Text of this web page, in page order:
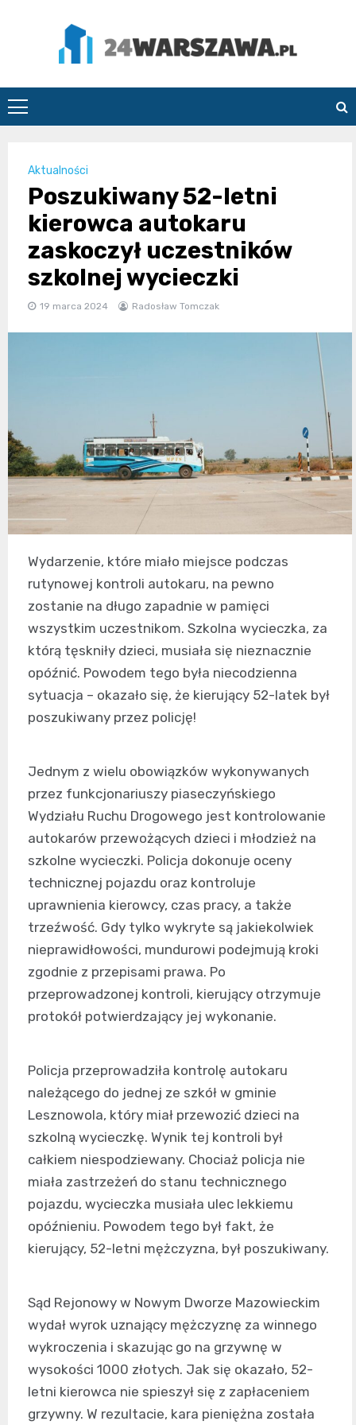
24Warszawa.pl
Aktualności
Poszukiwany 52-letni
kierowca autokaru
zaskoczył uczestników
szkolnej wycieczki
19 marca 2024 Radosław Tomczak
Wydarzenie, które miało miejsce podczas
rutynowej kontroli autokaru, na pewno
zostanie na długo zapadnie w pamięci
wszystkim uczestnikom. Szkolna wycieczka, za
którą tęskniły dzieci, musiała się nieznacznie
opóźnić. Powodem tego była niecodzienna
sytuacja – okazało się, że kierujący 52-latek był
poszukiwany przez policję!
Jednym z wielu obowiązków wykonywanych
przez funkcjonariuszy piaseczyńskiego
Wydziału Ruchu Drogowego jest kontrolowanie
autokarów przewożących dzieci i młodzież na
szkolne wycieczki. Policja dokonuje oceny
technicznej pojazdu oraz kontroluje
uprawnienia kierowcy, czas pracy, a także
trzeźwość. Gdy tylko wykryte są jakiekolwiek
nieprawidłowości, mundurowi podejmują kroki
zgodnie z przepisami prawa. Po
przeprowadzonej kontroli, kierujący otrzymuje
protokół potwierdzający jej wykonanie.
Policja przeprowadziła kontrolę autokaru
należącego do jednej ze szkół w gminie
Lesznowola, który miał przewozić dzieci na
szkolną wycieczkę. Wynik tej kontroli był
całkiem niespodziewany. Chociaż policja nie
miała zastrzeżeń do stanu technicznego
pojazdu, wycieczka musiała ulec lekkiemu
opóźnieniu. Powodem tego był fakt, że
kierujący, 52-letni mężczyzna, był poszukiwany.
Sąd Rejonowy w Nowym Dworze Mazowieckim
wydał wyrok uznający mężczyznę za winnego
wykroczenia i skazując go na grzywnę w
wysokości 1000 złotych. Jak się okazało, 52-
letni kierowca nie spieszył się z zapłaceniem
grzywny. W rezultacie, kara pieniężna została